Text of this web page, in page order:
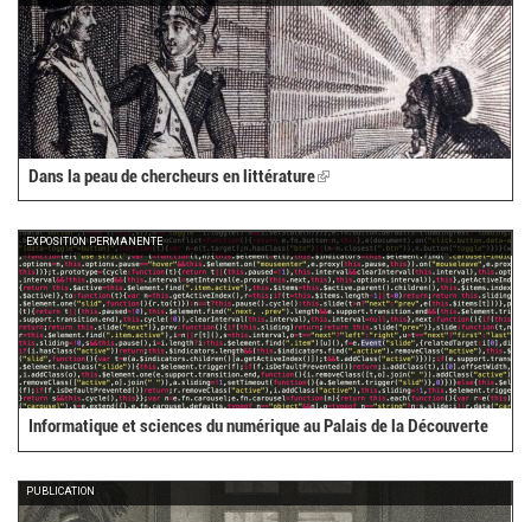
Dans la peau de chercheurs en littérature(link
is
EXPOSITION PERMANENTE
Informatique et sciences du numérique au Palais de la Découverte
PUBLICATION